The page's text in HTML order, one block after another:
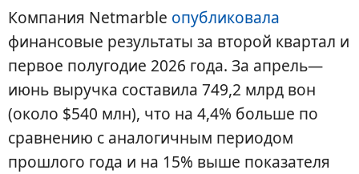
Компания Netmarble опубликовала
финансовые результаты за второй квартал и
первое полугодие 2026 года. За апрель—
июнь выручка составила 749,2 млрд вон
(около $540 млн), что на 4,4% больше по
сравнению с аналогичным периодом
прошлого года и на 15% выше показателя